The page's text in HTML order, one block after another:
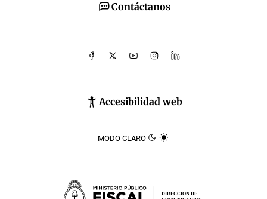
Contáctanos
Accesibilidad web
MODO CLARO
DIRECCIÓN DE